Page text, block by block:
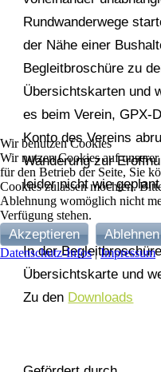
Rundwanderwege
der Nähe einer
Begleitbroschüre zu
Übersichtskarten und
es beim Verein, GPX-
Konto des Vereins
Wanderung zur
leider nicht wie
In der
Übersichtskarte und
Zu den Downloads
Wir benutzen Cookies
Wir nutzen Cookies auf
für den Betrieb der Seite, Sie
Cookies zulassen möchten.
Ablehnung womöglich nicht
Verfügung stehen.
Akzeptieren Ablehnen
Datenschutz-Infos|Impressum